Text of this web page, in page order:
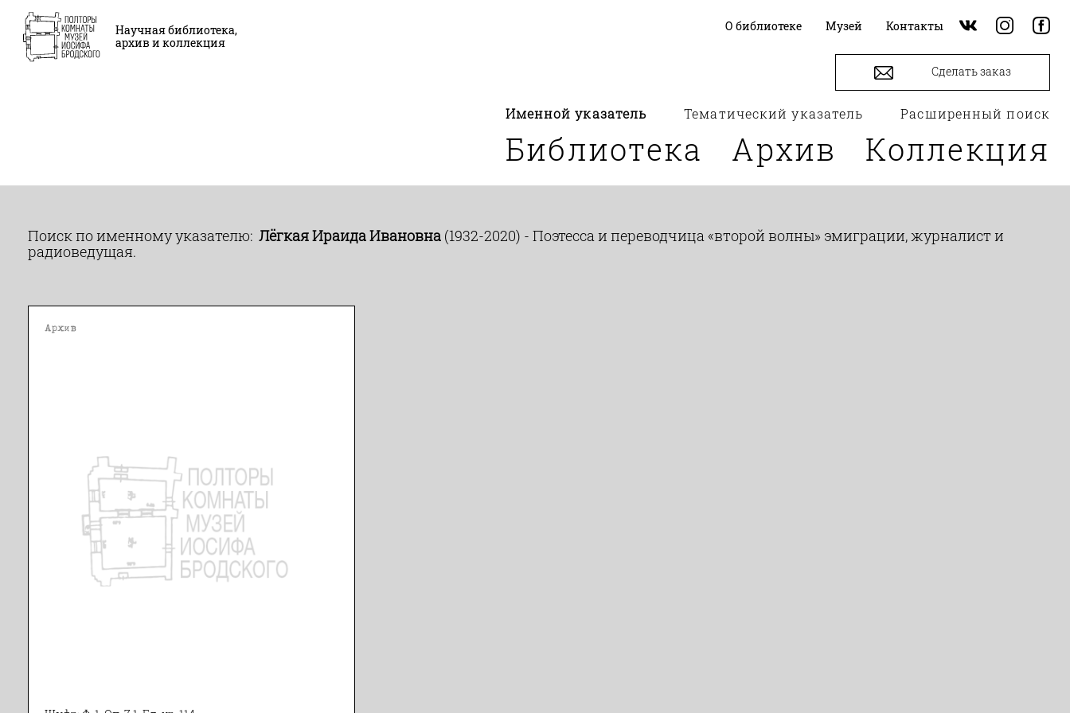
Научная библиотека,
архив и коллекция
О библиотеке Музей Контакты
Именной указатель Тематический указатель Расширенный поиск
Сделать заказ
Библиотека Архив Коллекция
Поиск по именному указателю: Лёгкая Ираида Ивановна (1932-2020) - Поэтесса и переводчица «второй волны» эмиграции, журналист и
радиоведущая.
Архив